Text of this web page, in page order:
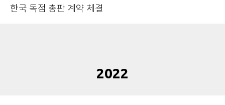
한국 독점 총판 계약 체결
2022